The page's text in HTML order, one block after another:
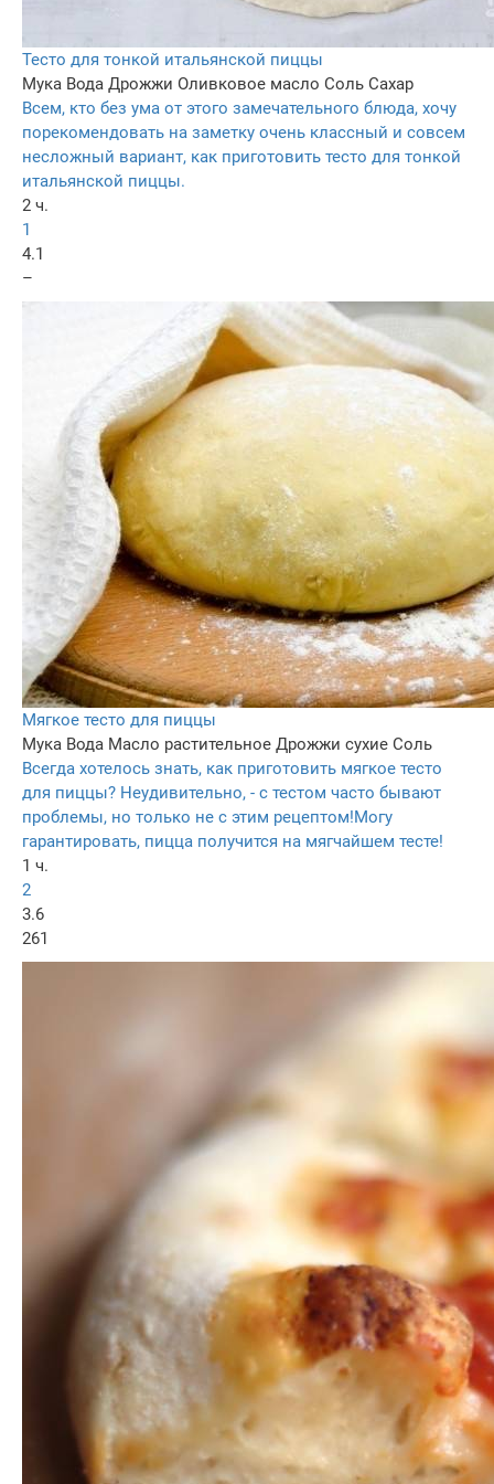
Тесто для тонкой итальянской пиццы
Мука Вода Дрожжи Оливковое масло Соль Сахар
Всем, кто без ума от этого замечательного блюда, хочу
порекомендовать на заметку очень классный и совсем
несложный вариант, как приготовить тесто для тонкой
итальянской пиццы.
2 ч.
1
4.1
–
Мягкое тесто для пиццы
Мука Вода Масло растительное Дрожжи сухие Соль
Всегда хотелось знать, как приготовить мягкое тесто
для пиццы? Неудивительно, - с тестом часто бывают
проблемы, но только не с этим рецептом!Могу
гарантировать, пицца получится на мягчайшем тесте!
1 ч.
2
3.6
261